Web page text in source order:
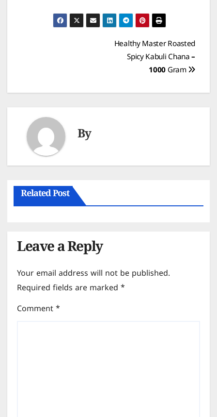
Healthy Master Roasted
Spicy Kabuli Chana –
1000 Gram
By
Related Post
Leave a Reply
Your email address will not be published.
Required fields are marked *
Comment *